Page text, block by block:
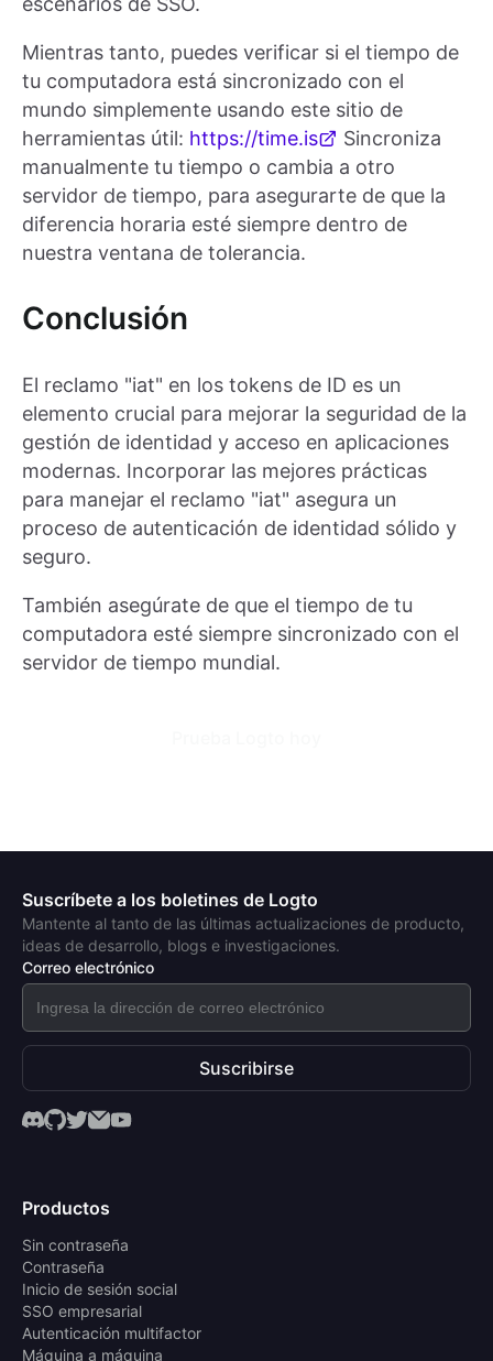
Mientras tanto, puedes verificar si el tiempo de
tu computadora está sincronizado con el
mundo simplemente usando este sitio de
herramientas útil: https://time.is
Sincroniza
manualmente tu tiempo o cambia a otro
servidor de tiempo, para asegurarte de que la
diferencia horaria esté siempre dentro de
nuestra ventana de tolerancia.
Conclusión
El reclamo "iat" en los tokens de ID es un
elemento crucial para mejorar la seguridad de la
gestión de identidad y acceso en aplicaciones
modernas. Incorporar las mejores prácticas
para manejar el reclamo "iat" asegura un
proceso de autenticación de identidad sólido y
seguro.
También asegúrate de que el tiempo de tu
computadora esté siempre sincronizado con el
servidor de tiempo mundial.
Suscríbete a los boletines de Logto
Mantente al tanto de las últimas actualizaciones de producto,
ideas de desarrollo, blogs e investigaciones.
Correo electrónico
Suscribirse
Productos
Sin contraseña
Contraseña
Inicio de sesión social
SSO empresarial
Autenticación multifactor
Máquina a máquina